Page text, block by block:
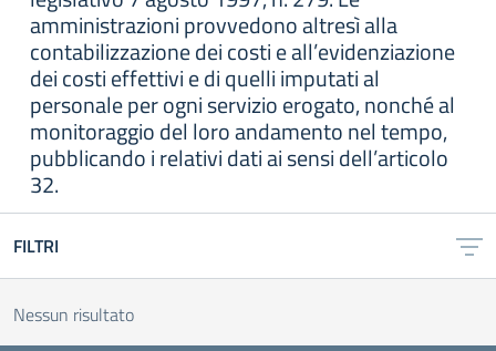
amministrazioni provvedono altresì alla
contabilizzazione dei costi e all’evidenziazione
dei costi effettivi e di quelli imputati al
personale per ogni servizio erogato, nonché al
monitoraggio del loro andamento nel tempo,
pubblicando i relativi dati ai sensi dell’articolo
32.
FILTRI
Nessun risultato